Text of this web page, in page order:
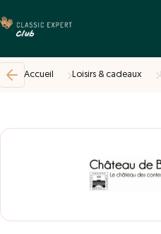
Accueil Loisirs & cadeaux